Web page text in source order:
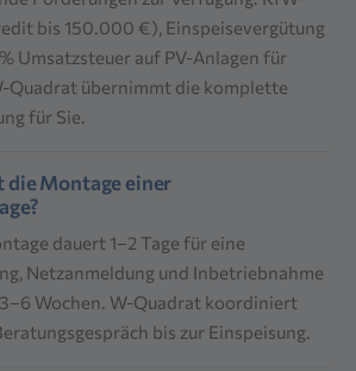
bis 150.000 €), Einspeisevergütung
Umsatzsteuer auf PV-Anlagen für
Quadrat übernimmt die komplette
für Sie.
die Montage einer
dauert 1–2 Tage für eine
Netzanmeldung und Inbetriebnahme
Wochen. W-Quadrat koordiniert
bis zur Einspeisung.